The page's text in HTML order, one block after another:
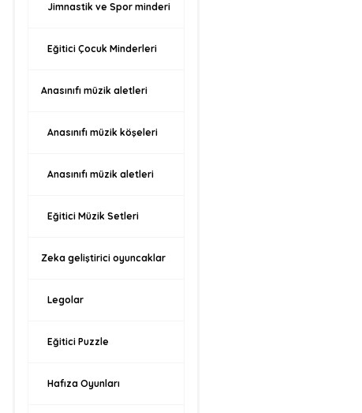
Jimnastik ve Spor minderi
Eğitici Çocuk Minderleri
Anasınıfı müzik aletleri
Anasınıfı müzik köşeleri
Anasınıfı müzik aletleri
Eğitici Müzik Setleri
Zeka geliştirici oyuncaklar
Legolar
Eğitici Puzzle
Hafıza Oyunları